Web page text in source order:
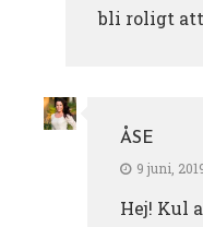
bli roligt att
ÅSE
9 juni,
Hej! Kul